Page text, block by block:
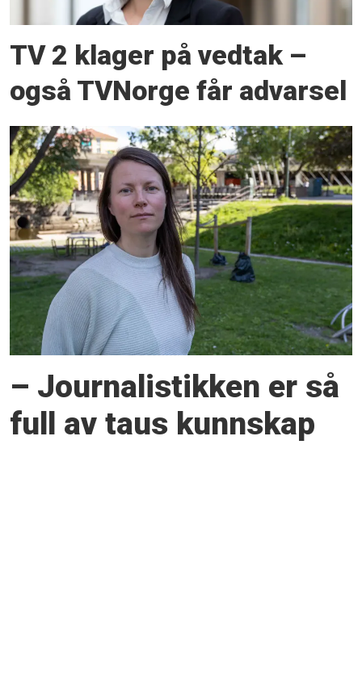
TV 2 klager på vedtak –
også TVNorge får advarsel
– Journalistikken er så
full av taus kunnskap